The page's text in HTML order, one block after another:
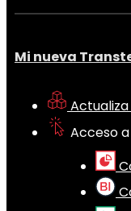
Mi nueva
Acceso